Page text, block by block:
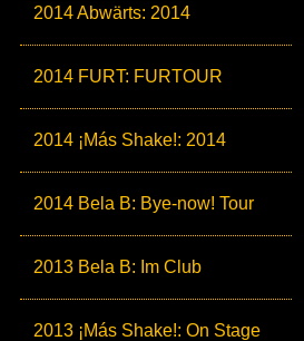
2014 Abwärts: 2014
2014 FURT: FURTOUR
2014 ¡Más Shake!: 2014
2014 Bela B: Bye-now! Tour
2013 Bela B: Im Club
2013 ¡Más Shake!: On Stage